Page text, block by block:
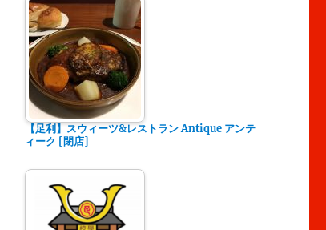
【足利】スウィーツ&レストラン Antique アンテ
ィーク [閉店]